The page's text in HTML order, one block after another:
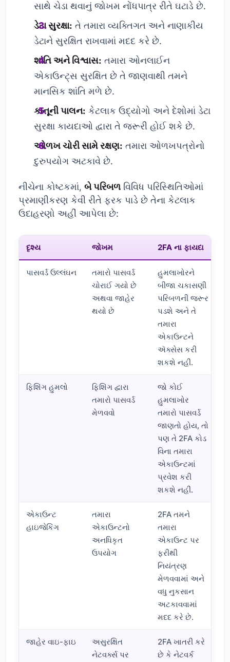
સાથે ચેડા થવાનું જોખમ નોંધપાત્ર રીતે ઘટાડે છે.
ડેટા સુરક્ષા: તે તમારા વ્યક્તિગત અને નાણાકીય
ડેટાને સુરક્ષિત રાખવામાં મદદ કરે છે.
શાંતિ અને વિશ્વાસ: તમારા ઓનલાઈન
એકાઉન્ટ્સ સુરક્ષિત છે તે જાણવાથી તમને
માનસિક શાંતિ મળે છે.
કાનૂની પાલન: કેટલાક ઉદ્યોગો અને દેશોમાં ડેટા
સુરક્ષા કાયદાઓ દ્વારા તે જરૂરી હોઈ શકે છે.
ઓળખ ચોરી સામે રક્ષણ: તમારા ઓળખપત્રોનો
દુરુપયોગ અટકાવે છે.
નીચેના કોષ્ટકમાં, બે પરિબળ વિવિધ પરિસ્થિતિઓમાં
પ્રમાણીકરણ કેવી રીતે ફરક પાડે છે તેના કેટલાક
ઉદાહરણો અહીં આપેલા છે:
દૃશ્ય જોખમ 2FA ના ફાયદા
પાસવર્ડ ઉલ્લંઘન
તમારો પાસવર્ડ
ચોરાઈ ગયો છે
અથવા જાહેર
થયો છે
હુમલાખોરને
બીજા ચકાસણી
પરિબળની જરૂર
પડશે અને તે
તમારા
એકાઉન્ટને
ઍક્સેસ કરી
શકશે નહીં.
ફિશિંગ હુમલો
ફિશિંગ દ્વારા
તમારો પાસવર્ડ
મેળવવો
જો કોઈ
હુમલાખોર
તમારો પાસવર્ડ
જાણતો હોય, તો
પણ તે 2FA કોડ
વિના તમારા
એકાઉન્ટમાં
પ્રવેશ કરી
શકશે નહીં.
એકાઉન્ટ
હાઇજેકિંગ
તમારા
એકાઉન્ટનો
અનધિકૃત
ઉપયોગ
2FA તમને
તમારા
એકાઉન્ટ પર
ફરીથી
નિયંત્રણ
મેળવવામાં અને
વધુ નુકસાન
અટકાવવામાં
મદદ કરે છે.
જાહેર વાઇ-ફાઇ
અસુરક્ષિત
નેટવર્ક્સ પર
2FA ખાતરી કરે
છે કે નેટવર્ક